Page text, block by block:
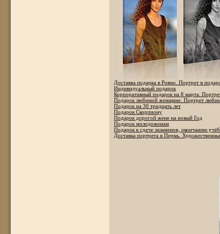
Доставка подарка в Ровно. Портрет в
Индивидуальный подарок
Корпоративный подарок на 8 марта.
Подарок любимой женщине. Портрет
Подарок на 30 тридцать лет
Подарок Скорпиону
Подарок дорогой жене на новый Год
Подарок молодоженам
Подарок к сдаче экзаменов, окончанию
Доставка портрета в Пермь.